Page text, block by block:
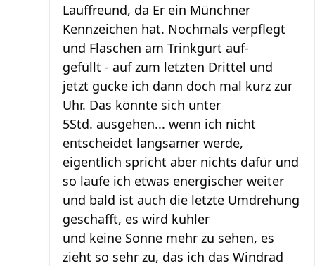
Lauffreund, da Er ein Münchner
Kennzeichen hat. Nochmals verpflegt
und Flaschen am Trinkgurt auf-
gefüllt - auf zum letzten Drittel und
jetzt gucke ich dann doch mal kurz zur
Uhr. Das könnte sich unter
5Std. ausgehen... wenn ich nicht
entscheidet langsamer werde,
eigentlich spricht aber nichts dafür und
so laufe ich etwas energischer weiter
und bald ist auch die letzte Umdrehung
geschafft, es wird kühler
und keine Sonne mehr zu sehen, es
zieht so sehr zu, das ich das Windrad